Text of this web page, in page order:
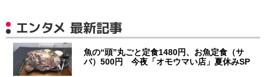
エンタメ 最新記事
魚の“頭”丸ごと定食1480円、お魚定食（サ
バ）500円 今夜「オモウマい店」夏休みSP